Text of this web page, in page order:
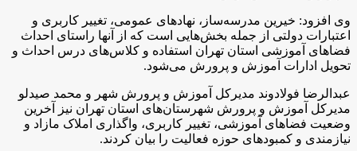
وی افزود: خیرین مدرسه‌ساز، نهادهای عمومی، تغییر کاربری و
اعتبارات دولتی از جمله بخش‌هایی است که از آنها راستای احداث
فضاهای آموزشی استان تهران استفاده و کلاس‌های درس احداث و
تحویل ادارات آموزش و پرورش می‌شود.
عبدالرضا فولادوند مدیرکل آموزش و پرورش شهر و محمد صیدلو
مدیرکل آموزش و پرورش شهرستان‌های استان تهران نیز آخرین
وضعیت فضاهای آموزشی، تغییر کاربری، واگذاری املاک مازاد و
نیازمندی و کمبودهای حوزه فعالیت را بیان کردند.